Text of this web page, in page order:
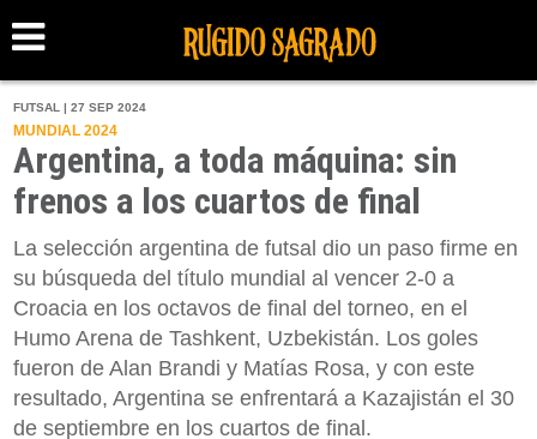
FUTSAL | 27 SEP 2024
MUNDIAL 2024
Argentina, a toda máquina: sin
frenos a los cuartos de final
La selección argentina de futsal dio un paso firme en
su búsqueda del título mundial al vencer 2-0 a
Croacia en los octavos de final del torneo, en el
Humo Arena de Tashkent, Uzbekistán. Los goles
fueron de Alan Brandi y Matías Rosa, y con este
resultado, Argentina se enfrentará a Kazajistán el 30
de septiembre en los cuartos de final.